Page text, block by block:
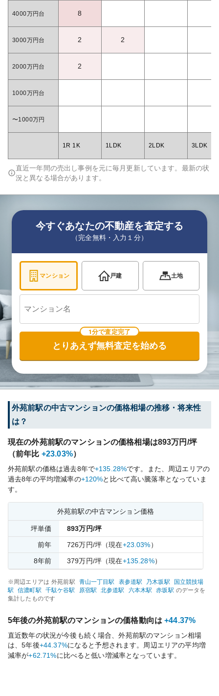
4000万円台 8
3000万円台 2 2
2000万円台 2
1000万円台
〜1000万円
1R 1K 1LDK 2LDK 3LDK
直近一年間の売出し事例を元に毎月更新しています。最新の状
況と異なる場合があります。
今すぐあなたの不動産を査定する
（完全無料・入力１分）
マンション 戸建 土地
1分で査定完了
とりあえず無料査定を始める
外苑前駅の中古マンションの価格相場の推移・将来性
は？
現在の外苑前駅のマンションの価格相場は893万円/坪
（前年比 +23.03%）
外苑前駅の価格は過去8年で+135.28%です。
また、周辺エリアの
過去8年の平均増減率の+120%と比べて高い騰落率となっていま
す。
外苑前駅の中古マンション価格
坪単価 893万円/坪
前年 726万円/坪 （現在+23.03%）
8年前 379万円/坪 （現在+135.28%）
※周辺エリアは 外苑前駅 青山一丁目駅 表参道駅 乃木坂駅
国立競技場
駅
信濃町駅 千駄ケ谷駅 原宿駅 北参道駅 六本木駅 赤坂駅 のデータを
集計したものです
5年後の外苑前駅のマンションの価格動向は +44.37%
直近数年の状況が今後も続く場合、外苑前駅のマンション相場
は、5年後+44.37%になると予想されます。周辺エリアの平均増
減率が+62.71%に比べると低い増減率となっています。